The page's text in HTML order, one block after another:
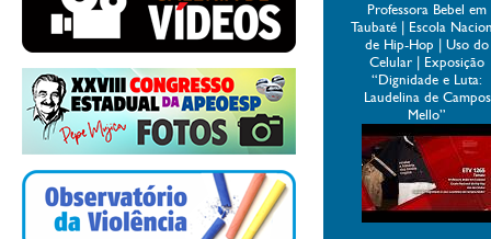
Professora Bebel em
Taubaté | Escola
de Hip-Hop | Uso do
Celular | Exposição
“Dignidade e Luta:
Laudelina de Campos
Mello”